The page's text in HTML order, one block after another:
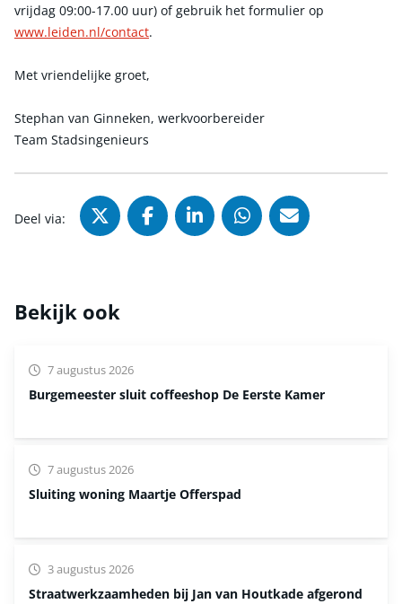
vrijdag 09:00-17.00 uur) of gebruik het formulier op
www.leiden.nl/contact.
Met vriendelijke groet,
Stephan van Ginneken, werkvoorbereider
Team Stadsingenieurs
Deel via: Deel via X (Twitter), opent in
Deel via Facebook, opent
Deel via LinkedIn,
Deel viaDeel via
Bekijk ook
Burgemeester sluit coffeeshop De Eerste Kamer
7 augustus 2026
Sluiting woning Maartje Offerspad
7 augustus 2026
Straatwerkzaamheden bij Jan van Houtkade afgerond
3 augustus 2026